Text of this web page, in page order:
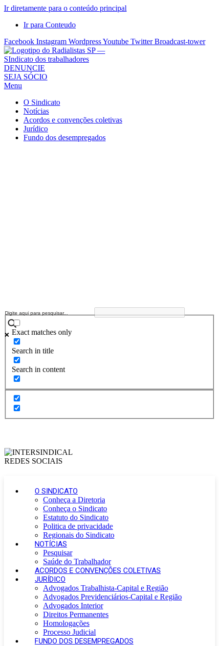
Ir diretamente para o conteúdo principal
Ir para Conteudo
Facebook Instagram WordpressYoutube Twitter Broadcast-tower
Sindicato
dos
Radialistas
São
Paulo
Sindicato
DENUNCIE
SEJA SÓCIO
Menu
O Sindicato
Notícias
Acordos e convenções coletivas
Jurídico
Fundo dos desempregados
Exact matches only
Search in title
Search in content
O SINDICATO
Conheça a Diretoria
Conheça o Sindicato
Estatuto do Sindicato
Politica de privacidade
Regionais do Sindicato
NOTÍCIAS
Pesquisar
Saúde do Trabalhador
ACORDOS E CONVENÇÕES COLETIVAS
JURÍDICO
Advogados Trabalhista-Capital e Região
Advogados Previdenciários-Capital e Região
Advogados Interior
Direitos Permanentes
Homologações
Processo Judicial
FUNDO DOS DESEMPREGADOS